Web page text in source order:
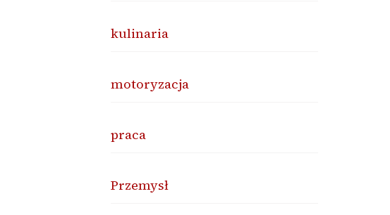
kulinaria
motoryzacja
praca
Przemysł